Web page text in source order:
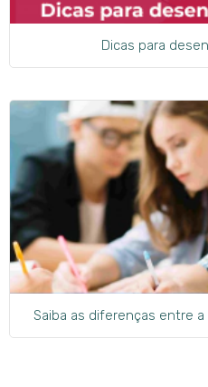
Dicas para
Saiba as diferenças entre a